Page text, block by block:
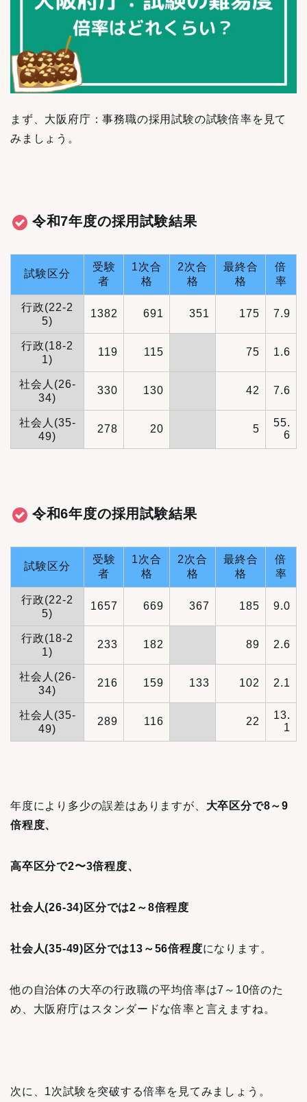
まず、大阪府庁：事務職の採用試験の試験倍率を見て
みましょう。
令和7年度の採用試験結果
試験区分
受験
者
1次合
格
2次合
格
最終合
格
倍
率
行政(22-2
5)
1382 691 351 175 7.9
行政(18-2
1)
119 115 75 1.6
社会人(26-
34)
330 130 42 7.6
社会人(35-
49)
278 20 5
55.
6
令和6年度の採用試験結果
試験区分
受験
者
1次合
格
2次合
格
最終合
格
倍
率
行政(22-2
5)
1657 669 367 185 9.0
行政(18-2
1)
233 182 89 2.6
社会人(26-
34)
216 159 133 102 2.1
社会人(35-
49)
289 116 22
13.
1
年度により多少の誤差はありますが、 大卒区分で8～9
倍程度、
高卒区分で2〜3倍程度、
社会人(26-34)区分では2～8倍程度
社会人(35-49)区分では13～56倍程度になります。
他の自治体の大卒の行政職の平均倍率は7～10倍のた
め、大阪府庁はスタンダードな倍率と言えますね。
次に、1次試験を突破する倍率を見てみましょう。